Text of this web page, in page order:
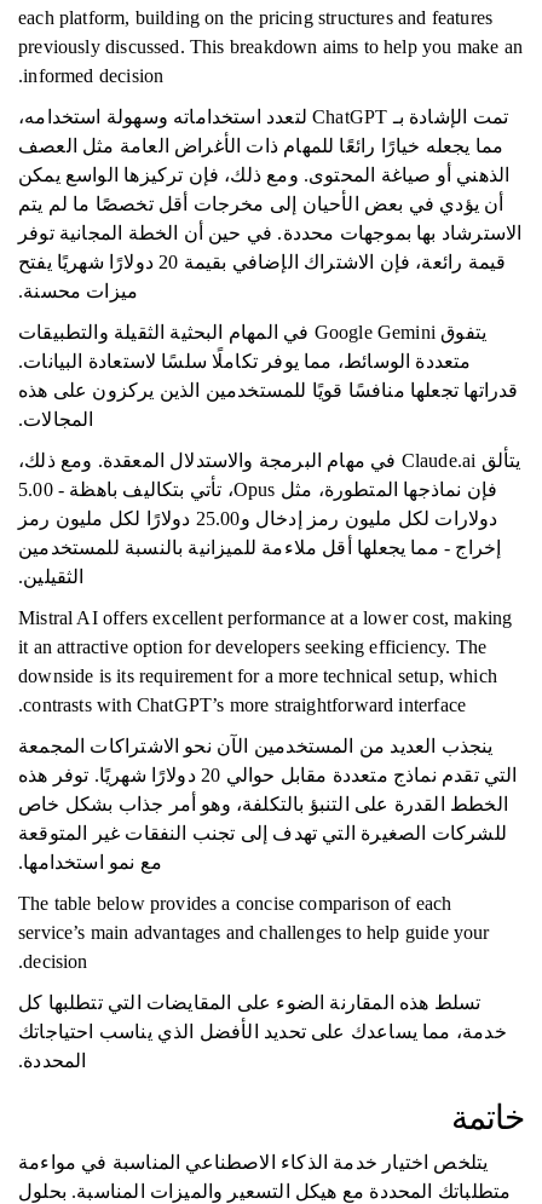
each platform, building on the pricing structures and features
previously discussed. This breakdown aims to help you make an
informed decision.
تمت الإشادة بـ ChatGPT لتعدد استخداماته وسهولة استخدامه،
مما يجعله خيارًا رائعًا للمهام ذات الأغراض العامة مثل العصف
الذهني أو صياغة المحتوى. ومع ذلك، فإن تركيزها الواسع يمكن
أن يؤدي في بعض الأحيان إلى مخرجات أقل تخصصًا ما لم يتم
الاسترشاد بها بموجهات محددة. في حين أن الخطة المجانية توفر
قيمة رائعة، فإن الاشتراك الإضافي بقيمة 20 دولارًا شهريًا يفتح
ميزات محسنة.
يتفوق Google Gemini في المهام البحثية الثقيلة والتطبيقات
متعددة الوسائط، مما يوفر تكاملًا سلسًا لاستعادة البيانات.
قدراتها تجعلها منافسًا قويًا للمستخدمين الذين يركزون على هذه
المجالات.
يتألق Claude.ai في مهام البرمجة والاستدلال المعقدة. ومع ذلك،
فإن نماذجها المتطورة، مثل Opus، تأتي بتكاليف باهظة - 5.00
دولارات لكل مليون رمز إدخال و25.00 دولارًا لكل مليون رمز
إخراج - مما يجعلها أقل ملاءمة للميزانية بالنسبة للمستخدمين
الثقيلين.
Mistral AI offers excellent performance at a lower cost, making
it an attractive option for developers seeking efficiency. The
downside is its requirement for a more technical setup, which
contrasts with ChatGPT’s more straightforward interface.
ينجذب العديد من المستخدمين الآن نحو الاشتراكات المجمعة
التي تقدم نماذج متعددة مقابل حوالي 20 دولارًا شهريًا. توفر هذه
الخطط القدرة على التنبؤ بالتكلفة، وهو أمر جذاب بشكل خاص
للشركات الصغيرة التي تهدف إلى تجنب النفقات غير المتوقعة
مع نمو استخدامها.
The table below provides a concise comparison of each
service’s main advantages and challenges to help guide your
decision.
تسلط هذه المقارنة الضوء على المقايضات التي تتطلبها كل
خدمة، مما يساعدك على تحديد الأفضل الذي يناسب احتياجاتك
المحددة.
خاتمة
يتلخص اختيار خدمة الذكاء الاصطناعي المناسبة في مواءمة
متطلباتك المحددة مع هيكل التسعير والميزات المناسبة. بحلول